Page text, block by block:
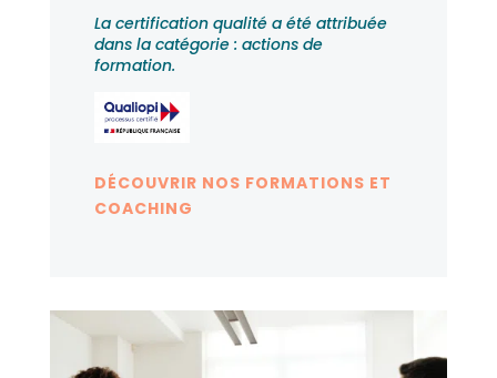
La certification qualité a été attribuée
dans la catégorie : actions de
formation.
DÉCOUVRIR NOS FORMATIONS ET
COACHING